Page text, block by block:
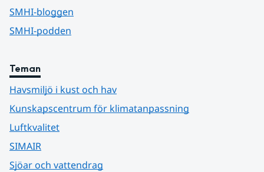
SMHI-bloggen
SMHI-podden
Teman
Havsmiljö i kust och hav
Kunskapscentrum för klimatanpassning
Luftkvalitet
SIMAIR
Sjöar och vattendrag